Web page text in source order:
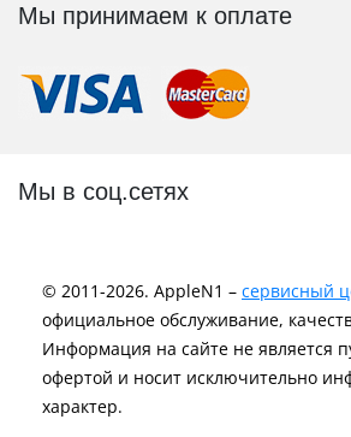
Мы принимаем к оплате
Мы в соц.сетях
© 2011-2026. AppleN1 – сервисный
официальное обслуживание,
Информация на сайте не является
офертой и носит исключительно
характер.